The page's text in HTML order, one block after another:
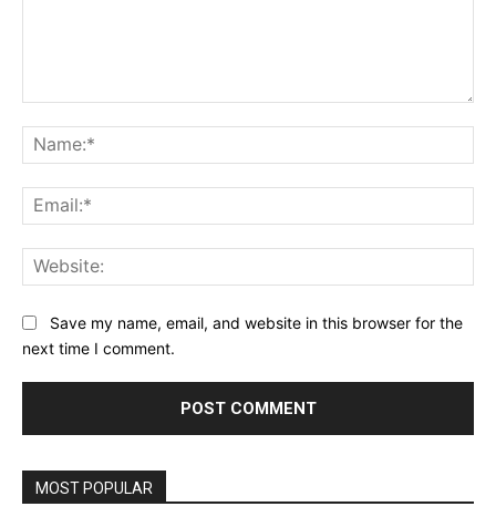
Save my name, email, and website in this browser for the
next time I comment.
MOST POPULAR